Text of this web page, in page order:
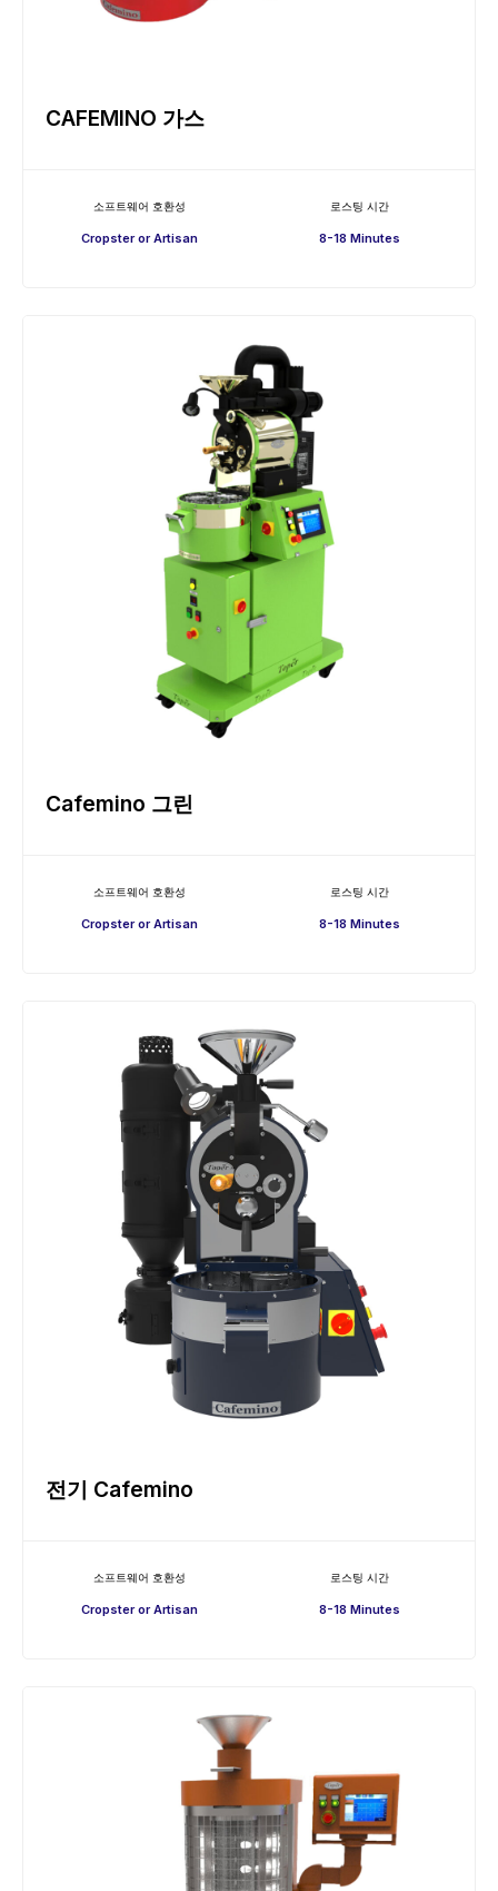
CAFEMINO 가스
소프트웨어 호환성
Cropster or Artisan
로스팅 시간
8-18 Minutes
Cafemino 그린
소프트웨어 호환성
Cropster or Artisan
로스팅 시간
8-18 Minutes
전기 Cafemino
소프트웨어 호환성
Cropster or Artisan
로스팅 시간
8-18 Minutes